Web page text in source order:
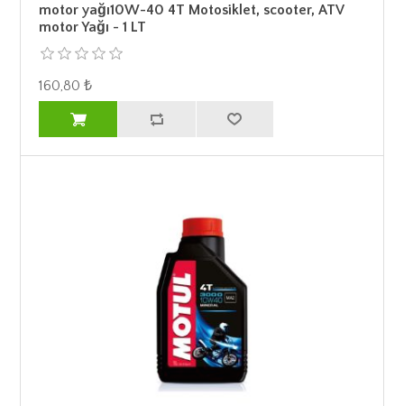
motor yağı10W-40 4T Motosiklet, scooter, ATV
motor Yağı - 1 LT
160,80 ₺